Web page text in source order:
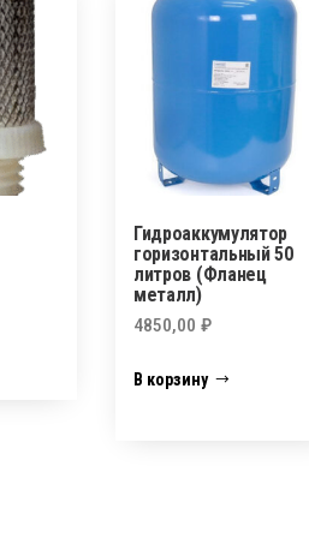
Гидроаккумулятор
горизонтальный 50
литров (Фланец
металл)
4850,00₽
В корзину